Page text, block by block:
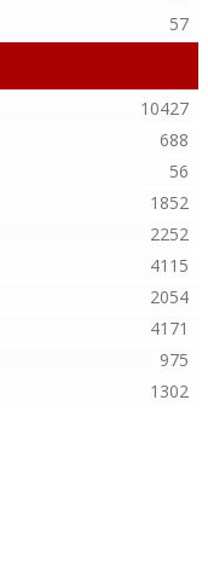
57
10427
688
56
1852
2252
4115
2054
4171
975
1302